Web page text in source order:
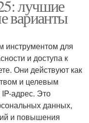
лучшие
варианты
инструментом для
и доступа к
Они действуют как
и целевым
адрес. Это
данных,
и повышения